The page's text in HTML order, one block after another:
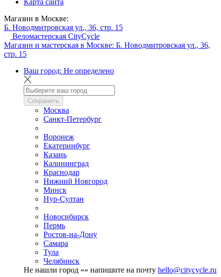
Карта сайта
Магазин в Москве:
Б. Новодмитровская ул., 36, стр. 15
Веломастерская CityCycle
Магазин и мастерская в Москве: Б. Новодмитровская ул., 36,
стр. 15
Ваш город: Не определено
Сохранить
Москва
Санкт-Петербург
Воронеж
Екатеринбург
Казань
Калининград
Краснодар
Нижний Новгород
Минск
Нур-Султан
Новосибирск
Пермь
Ростов-на-Дону
Самара
Тула
Челябинск
Не нашли город «» напишите на почту hello@citycycle.ru